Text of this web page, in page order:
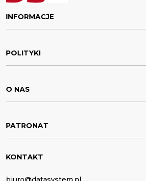
INFORMACJE
POLITYKI
O NAS
PATRONAT
KONTAKT